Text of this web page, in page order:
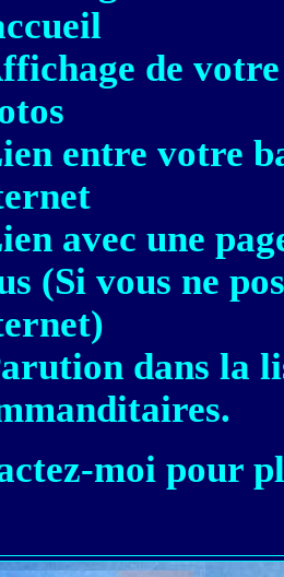
de
entre votre
avec une
(Si vous ne
dans la
moi pour